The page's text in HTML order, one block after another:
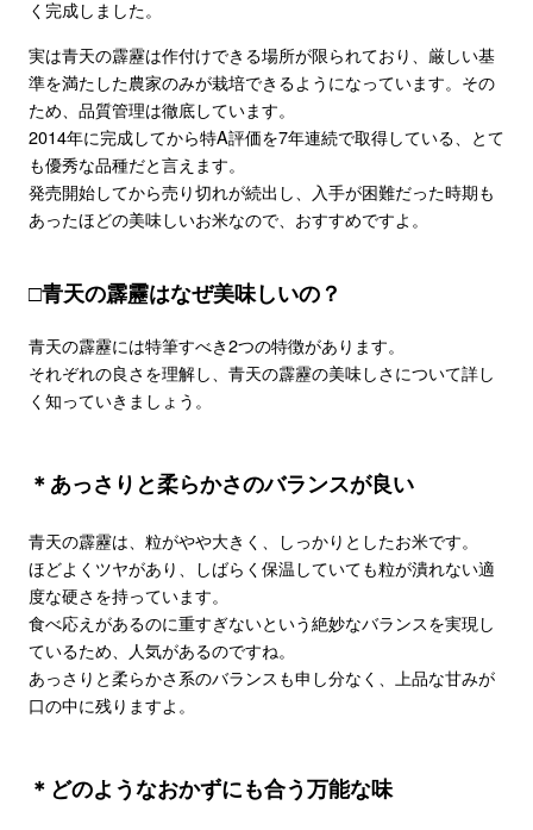
く完成しました。
実は青天の霹靂は作付けできる場所が限られており、厳しい基
準を満たした農家のみが栽培できるようになっています。その
ため、品質管理は徹底しています。
2014年に完成してから特A評価を7年連続で取得している、とて
も優秀な品種だと言えます。
発売開始してから売り切れが続出し、入手が困難だった時期も
あったほどの美味しいお米なので、おすすめですよ。
□青天の霹靂はなぜ美味しいの？
青天の霹靂には特筆すべき2つの特徴があります。
それぞれの良さを理解し、青天の霹靂の美味しさについて詳し
く知っていきましょう。
＊あっさりと柔らかさのバランスが良い
青天の霹靂は、粒がやや大きく、しっかりとしたお米です。
ほどよくツヤがあり、しばらく保温していても粒が潰れない適
度な硬さを持っています。
食べ応えがあるのに重すぎないという絶妙なバランスを実現し
ているため、人気があるのですね。
あっさりと柔らかさ系のバランスも申し分なく、上品な甘みが
口の中に残りますよ。
＊どのようなおかずにも合う万能な味